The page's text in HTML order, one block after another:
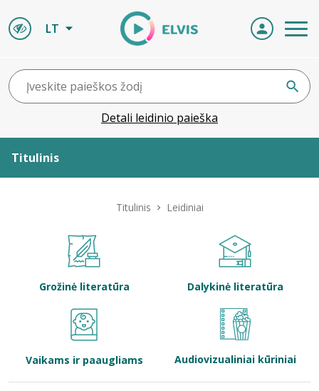
LT
Detali leidinio paieška
Titulinis
Bibliotekoms
Titulinis Leidiniai
Grožinė literatūra Dalykinė literatūra
Vaikams ir paaugliams Audiovizualiniai kūriniai